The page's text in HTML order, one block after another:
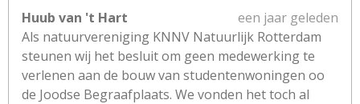
Huub van 't Hart
een jaar geleden
Als natuurvereniging KNNV Natuurlijk Rotterdam
steunen wij het besluit om geen medewerking te
verlenen aan de bouw van studentenwoningen oo
de Joodse Begraafplaats. We vonden het toch al